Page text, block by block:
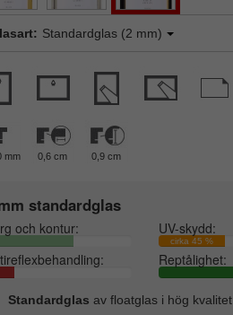
Standardglas (2 mm)
mm 0,6 cm 0,9 cm
standardglas
och kontur: UV-skydd:
cirka 45 %
Reptålighet:
Standardglas av floatglas i hög kvalitet.